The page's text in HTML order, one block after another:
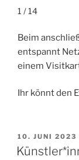
1 / 14
Beim
entspannt
einem
Ihr könnt den
AM
10. JUNI 2023